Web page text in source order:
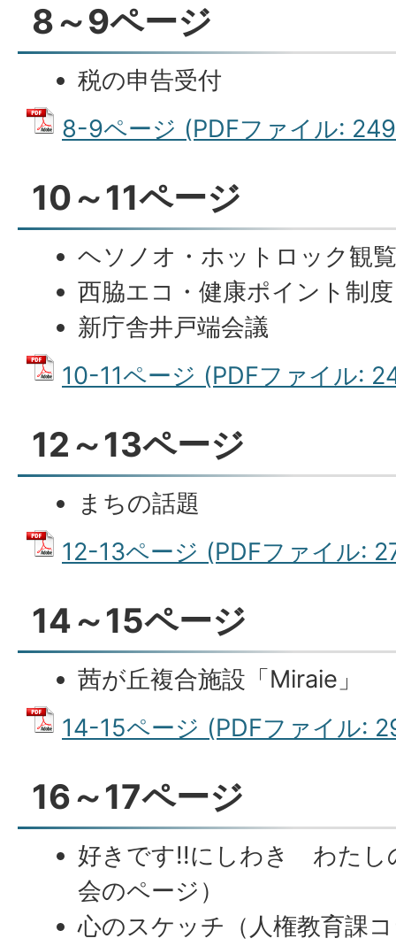
8～9ページ
税の申告受付
8-9ページ (PDFファイル:
10～11ページ
ヘソノオ・ホットロック観
西脇エコ・健康ポイント制
新庁舎井戸端会議
10-11ページ (PDFファイル:
12～13ページ
まちの話題
12-13ページ (PDFファイル:
14～15ページ
茜が丘複合施設「Miraie」
14-15ページ (PDFファイル:
16～17ページ
好きです!!にしわき わたし
会のページ）
心のスケッチ（人権教育課